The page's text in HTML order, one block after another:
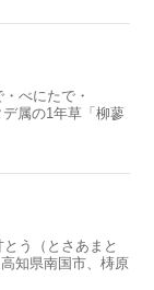
べにたで・
属の1年草「柳蓼
う（とさあまと
知県南国市、梼原